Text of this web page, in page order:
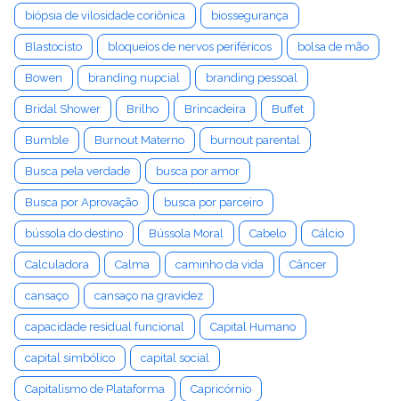
biópsia de vilosidade coriônica biossegurança
Blastocisto bloqueios de nervos periféricos bolsa de mão
Bowen branding nupcial branding pessoal
Bridal Shower Brilho Brincadeira Buffet
Bumble Burnout Materno burnout parental
Busca pela verdade busca por amor
Busca por Aprovação busca por parceiro
bússola do destino Bússola Moral Cabelo Cálcio
Calculadora Calma caminho da vida Câncer
cansaço cansaço na gravidez
capacidade residual funcional Capital Humano
capital simbólico capital social
Capitalismo de Plataforma Capricórnio